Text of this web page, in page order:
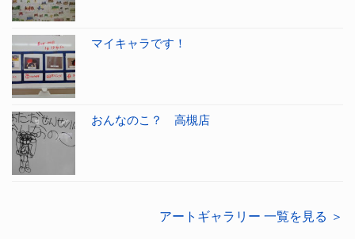
マイキャラです！
おんなのこ？ 高槻店
アートギャラリー 一覧を見る ＞